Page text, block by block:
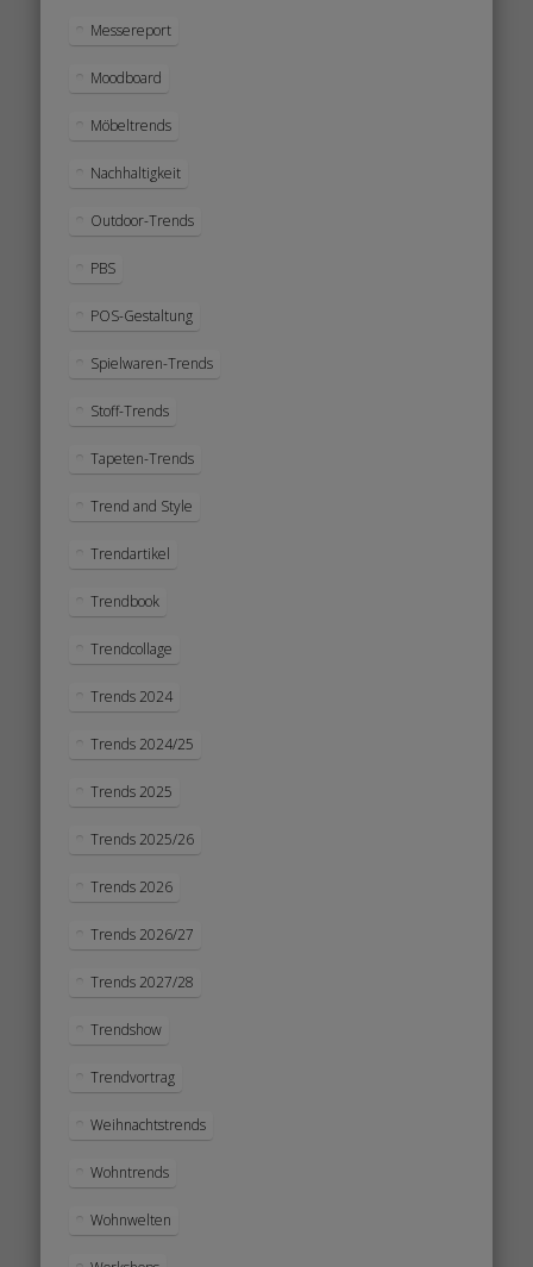
Messereport
Moodboard
Möbeltrends
Nachhaltigkeit
Outdoor-Trends
PBS
POS-Gestaltung
Spielwaren-Trends
Stoff-Trends
Tapeten-Trends
Trend and Style
Trendartikel
Trendbook
Trendcollage
Trends 2024
Trends 2024/25
Trends 2025
Trends 2025/26
Trends 2026
Trends 2026/27
Trends 2027/28
Trendshow
Trendvortrag
Weihnachtstrends
Wohntrends
Wohnwelten